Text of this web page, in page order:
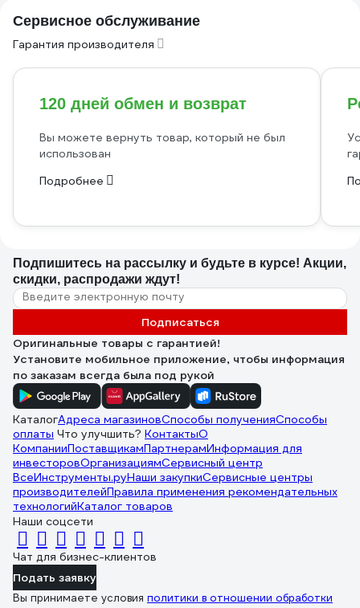
Сервисное обслуживание
Гарантия производителя
120 дней обмен и возврат
Вы можете вернуть товар, который не был
использован
Подробнее
Подпишитесь на рассылку и будьте в курсе! Акции,
скидки, распродажи ждут!
Подписаться
Оригинальные товары с гарантией!
Установите мобильное приложение, чтобы информация
по заказам всегда была под рукой
КаталогАдреса магазиновСпособы полученияСпособы
оплаты Что улучшить? КонтактыО
КомпанииПоставщикамПартнерамИнформация для
инвесторовОрганизациямСервисный центр
ВсеИнструменты.руНаши закупкиСервисные центры
производителейПравила применения рекомендательных
технологийКаталог товаров
Наши соцсети
Чат для бизнес-клиентов
Подать заявку
Вы принимаете условия политики в отношении обработки